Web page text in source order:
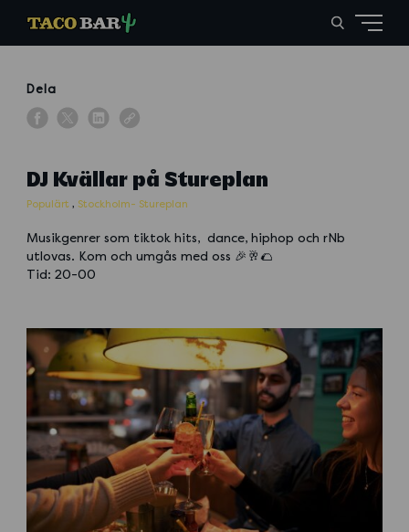
Dela
DJ Kvällar på Stureplan
Populärt , Stockholm- Stureplan
Musikgenrer som tiktok hits, dance, hiphop och rNb
utlovas. Kom och umgås med oss 🎉🥂🌮
Tid: 20-00